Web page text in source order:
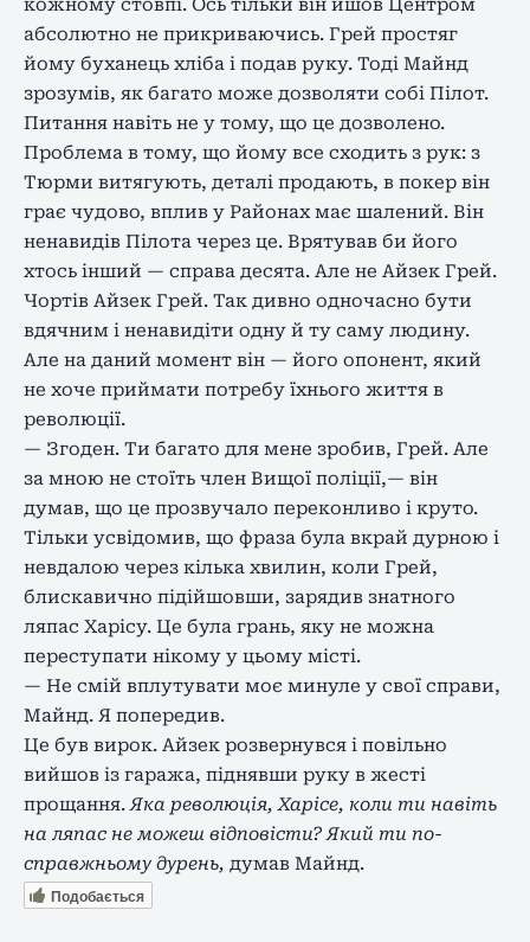
кожному стовпі. Ось тільки він йшов Центром
абсолютно не прикриваючись. Грей простяг
йому буханець хліба і подав руку. Тоді Майнд
зрозумів, як багато може дозволяти собі Пілот.
Питання навіть не у тому, що це дозволено.
Проблема в тому, що йому все сходить з рук: з
Тюрми витягують, деталі продають, в покер він
грає чудово, вплив у Районах має шалений. Він
ненавидів Пілота через це. Врятував би його
хтось інший — справа десята. Але не Айзек Грей.
Чортів Айзек Грей. Так дивно одночасно бути
вдячним і ненавидіти одну й ту саму людину.
Але на даний момент він — його опонент, який
не хоче приймати потребу їхнього життя в
революції.
— Згоден. Ти багато для мене зробив, Грей. Але
за мною не стоїть член Вищої поліції,— він
думав, що це прозвучало переконливо і круто.
Тільки усвідомив, що фраза була вкрай дурною і
невдалою через кілька хвилин, коли Грей,
блискавично підійшовши, зарядив знатного
ляпас Харісу. Це була грань, яку не можна
переступати нікому у цьому місті.
— Не смій вплутувати моє минуле у свої справи,
Майнд. Я попередив.
Це був вирок. Айзек розвернувся і повільно
вийшов із гаража, піднявши руку в жесті
прощання.Яка революція, Харісе, коли ти навіть
на ляпас не можеш відповісти? Який ти по-
справжньому дурень, думав Майнд.
Подобається